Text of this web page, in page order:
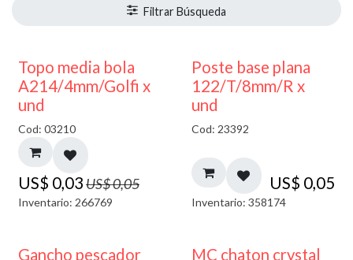
40% DESCUENTO
Topo media bola
A214/4mm/Golfi x
und
Cod: 03210
US$ 0,03US$0,05
Inventario: 266769
Poste base plana
122/T/8mm/R x
und
Cod: 23392
US$ 0,05
Inventario: 358174
Gancho pescador
MC chaton crystal